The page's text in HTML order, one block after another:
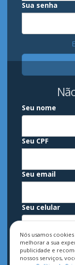
Sua senha
Seu nome
Seu CPF
Seu email
Seu celular
Sua senha
Nós usamos
melhorar a sua
publicidade e
nossos serviços,